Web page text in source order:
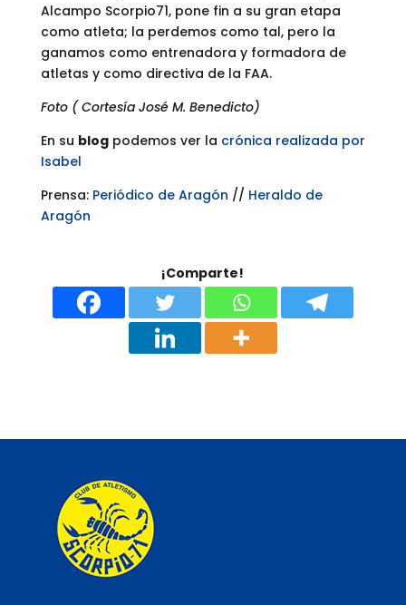
Alcampo Scorpio71, pone fin a su gran etapa
como atleta; la perdemos como tal, pero la
ganamos como entrenadora y formadora de
atletas y como directiva de la FAA.
Foto ( Cortesía José M. Benedicto)
En su blogpodemos ver la crónica realizada por
Isabel
Prensa: Periódico de Aragón // Heraldo de
Aragón
¡Comparte!